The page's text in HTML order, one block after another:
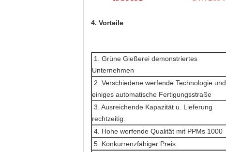
4. Vorteile
1. Grüne Gießerei demonstriertes
Unternehmen
2. Verschiedene werfende Technologie und
einiges automatische Fertigungsstraße
3. Ausreichende Kapazität u. Lieferung
rechtzeitig.
4. Hohe werfende Qualität mit PPMs 1000
5. Konkurrenzfähiger Preis